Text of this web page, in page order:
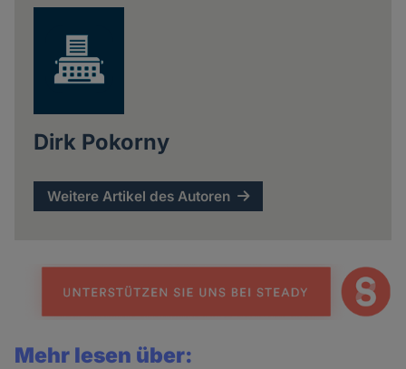
Dirk Pokorny
Weitere Artikel des Autoren
Mehr lesen über: